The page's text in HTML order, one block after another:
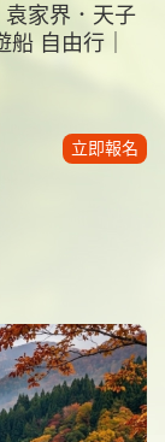
家界．天子
自由行｜
立即報名